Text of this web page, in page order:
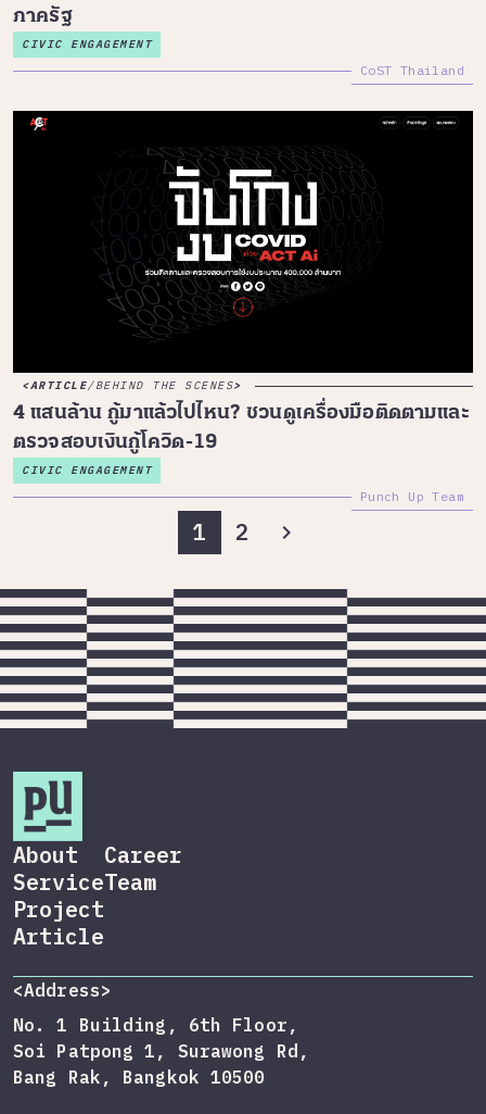
ภาครัฐ
CIVIC ENGAGEMENT
CoST Thailand
ARTICLE/BEHIND THE SCENES
4 แสนล้าน กู้มาแล้วไปไหน? ชวนดูเครื่องมือติดตามและ
ตรวจสอบเงินกู้โควิด-19
CIVIC ENGAGEMENT
Punch Up Team
1 2 chevron_right
About
Service
Project
Article
Career
Team
<Address>
No. 1 Building, 6th Floor,
Soi Patpong 1, Surawong Rd,
Bang Rak, Bangkok 10500